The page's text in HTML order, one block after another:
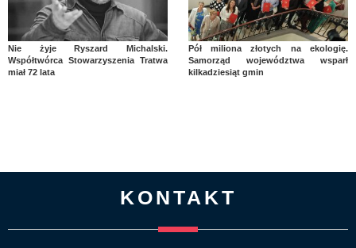
Nie żyje Ryszard Michalski.
Współtwórca Stowarzyszenia Tratwa
miał 72 lata
Pół miliona złotych na ekologię.
Samorząd województwa wsparł
kilkadziesiąt gmin
KONTAKT